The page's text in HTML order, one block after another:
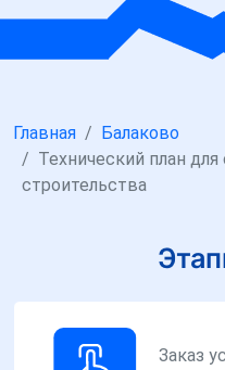
Главная
Балаково
Технический план
строительства
Заказ